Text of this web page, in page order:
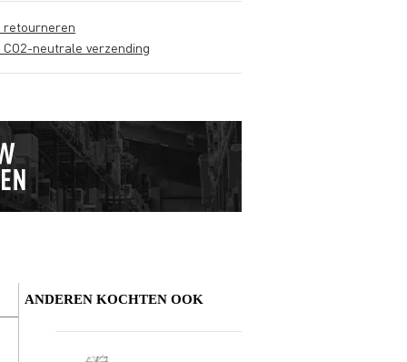
retourneren
CO2-neutrale verzending
Schrijf zelf een review
ANDEREN KOCHTEN OOK